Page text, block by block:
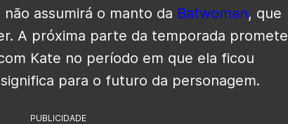
assumirá o manto da Batwoman, que
A próxima parte da temporada promete
Kate no período em que ela ficou
para o futuro da personagem.
PUBLICIDADE